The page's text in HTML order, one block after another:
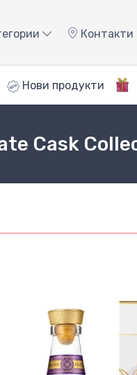
Контакти
Нови продукти
Cask